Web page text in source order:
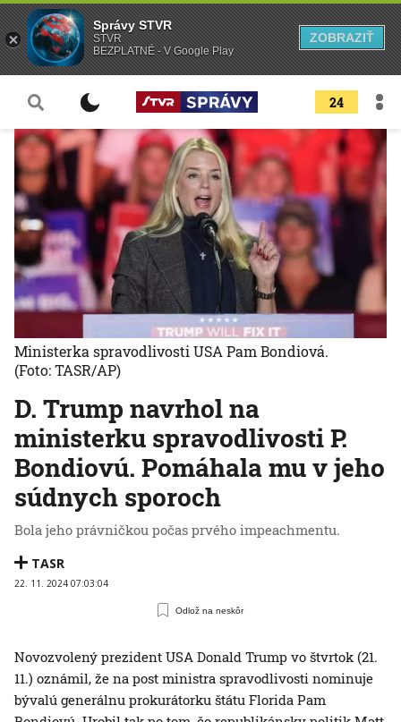
24
D. Trump navrhol na
ministerku spravodlivosti P.
Bondiovú. Pomáhala mu v jeho
súdnych sporoch
Bola jeho právničkou počas prvého impeachmentu.
TASR
22. 11. 2024 07:03:04
Odlož na neskôr
Ministerka spravodlivosti USA Pam Bondiová.
(Foto: TASR/AP)
Novozvolený prezident USA Donald Trump vo štvrtok (21.
11.) oznámil, že na post ministra spravodlivosti nominuje
bývalú generálnu prokurátorku štátu Florida Pam
Správy STVR
STVR
BEZPLATNÉ - V Google Play
ZOBRAZIŤ